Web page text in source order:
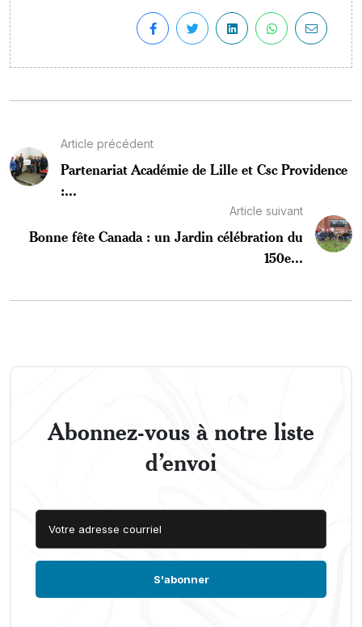
Article précédent
Partenariat Académie de Lille et Csc Providence
:...
Article suivant
Bonne fête Canada : un Jardin célébration du
150e...
Abonnez-vous à notre liste
d’envoi